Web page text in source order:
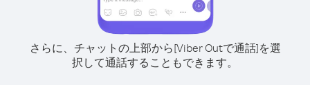
さらに、チャットの上部から[Viber Outで通話]を選
択して通話することもできます。